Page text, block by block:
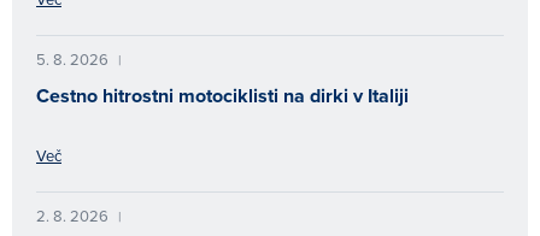
5. 8. 2026 |
Cestno hitrostni motociklisti na dirki v Italiji
Več
2. 8. 2026 |